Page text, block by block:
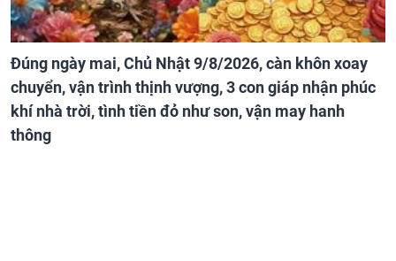
Đúng ngày mai, Chủ Nhật 9/8/2026, càn khôn xoay
chuyển, vận trình thịnh vượng, 3 con giáp nhận phúc
khí nhà trời, tình tiền đỏ như son, vận may hanh
thông